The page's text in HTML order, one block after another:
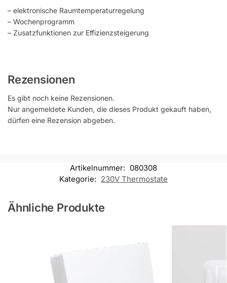
– elektronische Raumtemperaturregelung
– Wochenprogramm
– Zusatzfunktionen zur Effizienzsteigerung
Rezensionen
Es gibt noch keine Rezensionen.
Nur angemeldete Kunden, die dieses Produkt gekauft haben,
dürfen eine Rezension abgeben.
Artikelnummer: 080308
Kategorie: 230V Thermostate
Ähnliche Produkte